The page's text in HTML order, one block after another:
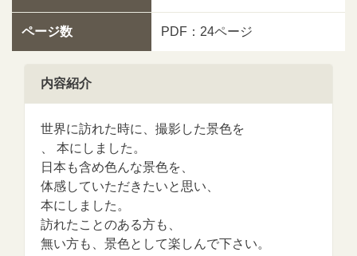
ページ数 PDF：24ページ
内容紹介
世界に訪れた時に、撮影した景色を
、 本にしました。
日本も含め色んな景色を、
体感していただきたいと思い、
本にしました。
訪れたことのある方も、
無い方も、景色として楽しんで下さい。